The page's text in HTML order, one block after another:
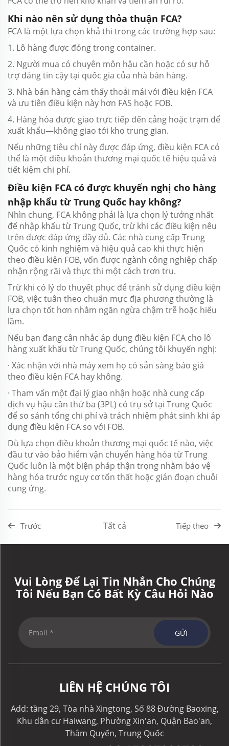
Khi nào nên sử dụng thỏa thuận FCA?
FCA là một lựa chọn khả thi trong các trường hợp sau:
1. Lô hàng được đóng trong container.
2. Người mua có chuyên môn hậu cần hoặc có sự hỗ
trợ đáng tin cậy tại quốc gia của nhà bán hàng.
3. Nhà bán hàng cảm thấy thoải mái với điều kiện FCA
và ưu tiên điều kiện này hơn FAS hoặc FOB.
4. Hàng hóa được giao trực tiếp đến cảng hoặc trạm để
xuất khẩu—không giao tới kho trung gian.
Nếu những tiêu chí này được đáp ứng, điều kiện FCA có
thể là một điều khoản thương mại quốc tế hiệu quả và
tiết kiệm chi phí.
Điều kiện FCA có được khuyến nghị cho hàng
nhập khẩu từ Trung Quốc hay không?
Nhìn chung, FCA không phải là lựa chọn lý tưởng nhất
để nhập khẩu từ Trung Quốc, trừ khi các điều kiện nêu
trên được đáp ứng đầy đủ. Các nhà cung cấp Trung
Quốc có kinh nghiệm và hiệu quả cao khi thực hiện
theo điều kiện FOB, vốn được ngành công nghiệp chấp
nhận rộng rãi và thực thi một cách trơn tru.
Trừ khi có lý do thuyết phục để tránh sử dụng điều kiện
FOB, việc tuân theo chuẩn mực địa phương thường là
lựa chọn tốt hơn nhằm ngăn ngừa chậm trễ hoặc hiểu
lầm.
Nếu bạn đang cân nhắc áp dụng điều kiện FCA cho lô
hàng xuất khẩu từ Trung Quốc, chúng tôi khuyến nghị:
· Xác nhận với nhà máy xem họ có sẵn sàng báo giá
theo điều kiện FCA hay không.
· Tham vấn một đại lý giao nhận hoặc nhà cung cấp
dịch vụ hậu cần thứ ba (3PL) có trụ sở tại Trung Quốc
để so sánh tổng chi phí và trách nhiệm phát sinh khi áp
dụng điều kiện FCA so với FOB.
Dù lựa chọn điều khoản thương mại quốc tế nào, việc
đầu tư vào bảo hiểm vận chuyển hàng hóa từ Trung
Quốc luôn là một biện pháp thận trọng nhằm bảo vệ
hàng hóa trước nguy cơ tổn thất hoặc gián đoạn chuỗi
cung ứng.
Trước Tất cả Tiếp theo
Vui Lòng Để Lại Tin Nhắn Cho Chúng
Tôi Nếu Bạn Có Bất Kỳ Câu Hỏi Nào
GỬI
LIÊN HỆ CHÚNG TÔI
Add: tầng 29, Tòa nhà Xingtong, Số 88 Đường Baoxing,
Khu dân cư Haiwang, Phường Xin'an, Quận Bao'an,
Thâm Quyến, Trung Quốc